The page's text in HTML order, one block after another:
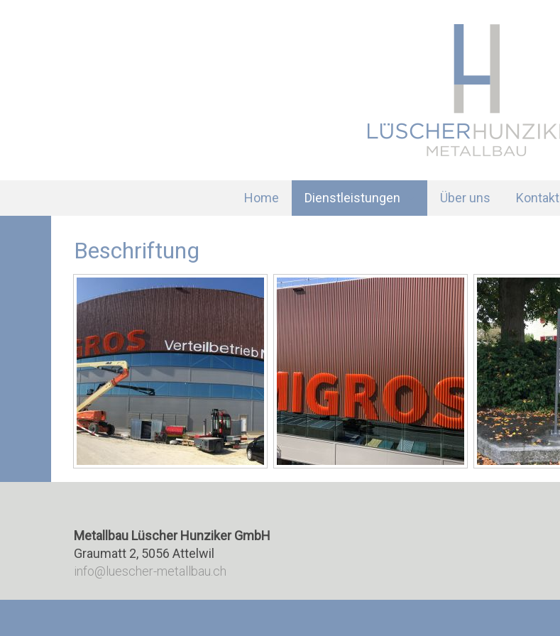
Home Dienstleistungen
Geländer
Sitzplatzüberdachung
Treppen
Türen und Tore
Carport
Vordach
Garten und Feuer
Beschriftung
Industrie
Laserschneiden und Abkanten
Lohnschweissen
Spezialkonstruktionen
Über uns Kontakt
Beschriftung
Metallbau Lüscher Hunziker GmbH
Graumatt 2, 5056 Attelwil
info@luescher-metallbau.ch